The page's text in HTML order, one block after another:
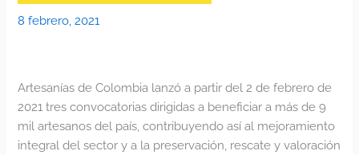
8 febrero, 2021
Artesanías de Colombia lanzó a partir del 2 de febrero de
2021 tres convocatorias dirigidas a beneficiar a más de 9
mil artesanos del país, contribuyendo así al mejoramiento
integral del sector y a la preservación, rescate y valoración